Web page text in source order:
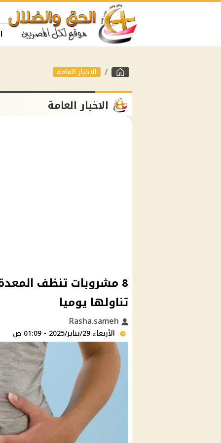
الاخبار العامة
الاخبار العامة
8 مشروبات تنظف
تناولها يوميا
الأربعاء 29/يناير/2025 - 01:09 ص